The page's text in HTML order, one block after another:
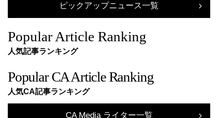
ピックアップニュース一覧
Popular Article Ranking
人気記事ランキング
Popular CA Article Ranking
人気CA記事ランキング
CA Media ライター一覧